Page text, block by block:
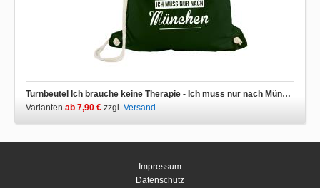
Turnbeutel Ich brauche keine Therapie - Ich muss nur nach München
Varianten ab 7,90 € zzgl. Versand
Impressum
Datenschutz